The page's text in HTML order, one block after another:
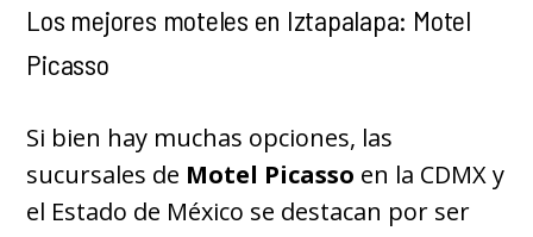
Los mejores moteles en Iztapalapa: Motel
Picasso
Si bien hay muchas opciones, las
sucursales de Motel Picasso en la CDMX y
el Estado de México se destacan por ser